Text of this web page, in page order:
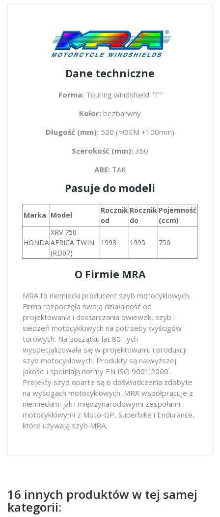
Dane techniczne
Forma: Touring windshield "T"
Kolor: bezbarwny
Długość (mm): 520 (=OEM +100mm)
Szerokość (mm): 360
ABE: TAK
Pasuje do modeli
Marka Model
Rocznik
od
Rocznik
do
Pojemność
(ccm)
HONDA
XRV 750
AFRICA TWIN
(RD07)
1993 1995 750
O Firmie MRA
MRA to niemiecki producent szyb motocyklowych.
Firma rozpoczęła swoją działalność od
projektowania i dostarczania owiewek, szyb i
siedzeń motocyklowych na potrzeby wyścigów
torowych. Na początku lat 80-tych
wyspecjalizowała się w projektowaniu i produkcji
szyb motocyklowych. Produkty są najwyższej
jakości i spełniają normy EN ISO 9001:2000.
Projekty szyb oparte są o doświadczenia zdobyte
na wyścigach motocyklowych. MRA współpracuje z
niemieckimi jak i międzynarodowymi zespołami
motocyklowymi z Moto-GP, Superbike i Endurance,
które używają szyb MRA.
16 innych produktów w tej samej
kategorii: